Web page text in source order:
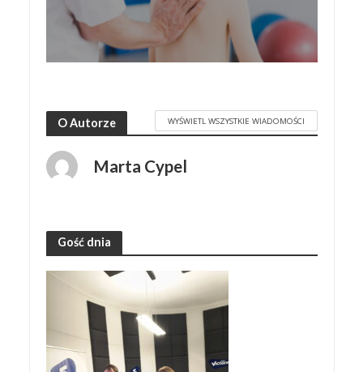
O Autorze WYŚWIETL WSZYSTKIE WIADOMOŚCI
Marta Cypel
Gość dnia